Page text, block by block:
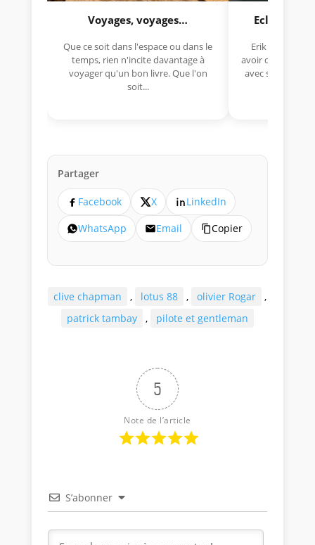
Voyages, voyages…
Que ce soit dans l'espace ou dans le
temps, rien n'incite davantage à
voyager qu'un bon livre. Que l'on
soit...
Eclectica
Erik Comas,
avoir déjà
avec sa Lancia
Partager
Facebook X
LinkedIn
WhatsApp
Email Copier
clive chapman , lotus 88 , olivier Rogar
,
patrick tambay
, pilote et gentleman
5
Note de l’article
S’abonner